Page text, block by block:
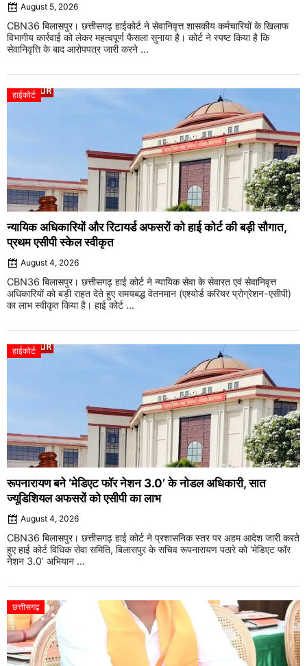
August 5, 2026
CBN36 बिलासपुर। छत्तीसगढ़ हाईकोर्ट ने सेवानिवृत्त शासकीय कर्मचारियों के खिलाफ
विभागीय कार्रवाई को लेकर महत्वपूर्ण फैसला सुनाया है। कोर्ट ने स्पष्ट किया है कि
सेवानिवृत्ति के बाद आरोपपत्र जारी करने ...
हाईकोर्ट
न्यायिक अधिकारियों और रिटायर्ड अफसरों को हाई कोर्ट की बड़ी सौगात,
प्रथम एसीपी स्केल स्वीकृत
August 4, 2026
CBN36 बिलासपुर। छत्तीसगढ़ हाई कोर्ट ने न्यायिक सेवा के सेवारत एवं सेवानिवृत्त
अधिकारियों को बड़ी राहत देते हुए समयबद्ध वेतनमान (एश्योर्ड करियर प्रोग्रेशन-एसीपी)
का लाभ स्वीकृत किया है। हाई कोर्ट ...
हाईकोर्ट
रूपनारायण बने ‘मेडिएट फॉर नेशन 3.0’ के नोडल अधिकारी, सात
ज्यूडिशियल अफसरों को एसीपी का लाभ
August 4, 2026
CBN36 बिलासपुर। छत्तीसगढ़ हाई कोर्ट ने प्रशासनिक स्तर पर अहम आदेश जारी करते
हुए हाई कोर्ट विधिक सेवा समिति, बिलासपुर के सचिव रूपनारायण पठारे को ‘मेडिएट फॉर
नेशन 3.0’ अभियान ...
छत्तीसगढ़